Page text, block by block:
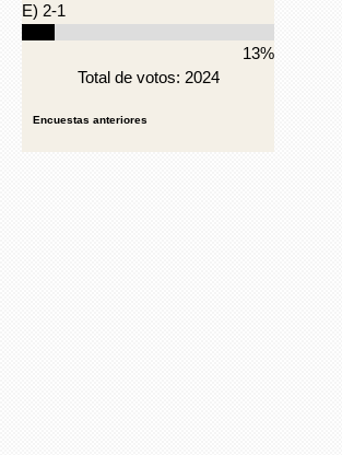
E) 2-1
13%
Total de votos: 2024
Encuestas anteriores